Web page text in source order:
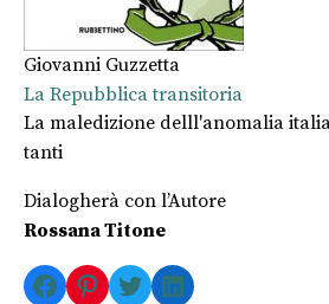
Giovanni Guzzetta
La Repubblica transitoria
La maledizione delll'anomalia
tanti
Dialogherà con l’Autore
Rossana Titone
Facebook
Pinterest
TwitterLinkedIn